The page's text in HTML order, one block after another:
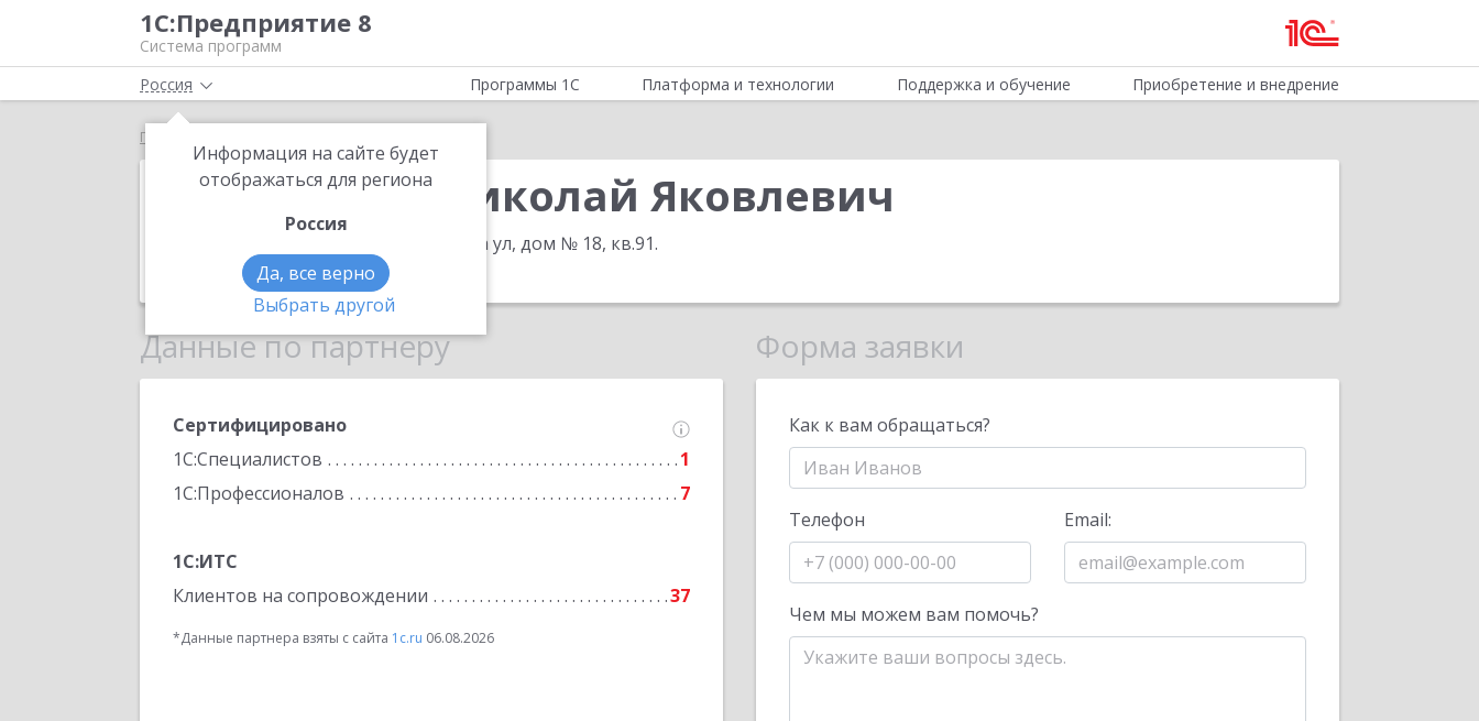
1С:Предприятие 8
Система программ
Россия
Информация на сайте будет
отображаться для региона
Россия
Да, все верно
Выбрать другой
Программы 1С Платформа и технологии Поддержка и обучение Приобретение и внедрение
Главная
ИП Прошин Николай Яковлевич
115432, Москва г, Трофимова ул, дом № 18, кв.91.
Телефон: (925) 589-6144
Данные по партнеру
Сертифицировано
1С:Специалистов
1
1С:Профессионалов
7
1С:ИТС
Клиентов на сопровождении
37
*Данные партнера взяты с сайта 1c.ru 06.08.2026
Форма заявки
Как к вам обращаться?
Телефон Email:
Чем мы можем вам помочь?